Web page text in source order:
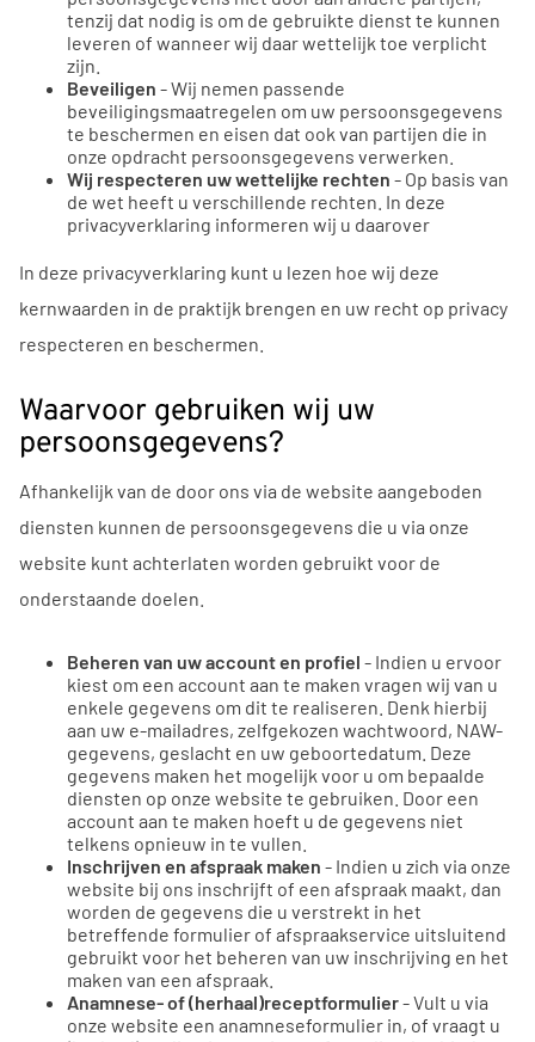
tenzij dat nodig is om de gebruikte dienst te kunnen
leveren of wanneer wij daar wettelijk toe verplicht
zijn.
Beveiligen - Wij nemen passende
beveiligingsmaatregelen om uw persoonsgegevens
te beschermen en eisen dat ook van partijen die in
onze opdracht persoonsgegevens verwerken.
Wij respecteren uw wettelijke rechten - Op basis van
de wet heeft u verschillende rechten. In deze
privacyverklaring informeren wij u daarover
In deze privacyverklaring kunt u lezen hoe wij deze
kernwaarden in de praktijk brengen en uw recht op privacy
respecteren en beschermen.
Waarvoor gebruiken wij uw
persoonsgegevens?
Afhankelijk van de door ons via de website aangeboden
diensten kunnen de persoonsgegevens die u via onze
website kunt achterlaten worden gebruikt voor de
onderstaande doelen.
Beheren van uw account en profiel - Indien u ervoor
kiest om een account aan te maken vragen wij van u
enkele gegevens om dit te realiseren. Denk hierbij
aan uw e-mailadres, zelfgekozen wachtwoord, NAW-
gegevens, geslacht en uw geboortedatum. Deze
gegevens maken het mogelijk voor u om bepaalde
diensten op onze website te gebruiken. Door een
account aan te maken hoeft u de gegevens niet
telkens opnieuw in te vullen.
Inschrijven en afspraak maken - Indien u zich via onze
website bij ons inschrijft of een afspraak maakt, dan
worden de gegevens die u verstrekt in het
betreffende formulier of afspraakservice uitsluitend
gebruikt voor het beheren van uw inschrijving en het
maken van een afspraak.
Anamnese- of (herhaal)receptformulier- Vult u via
onze website een anamneseformulier in, of vraagt u